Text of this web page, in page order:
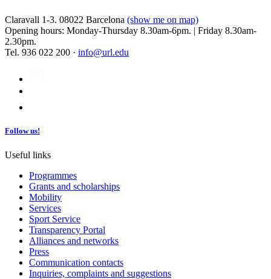
Claravall 1-3. 08022 Barcelona (show me on map)
Opening hours: Monday-Thursday 8.30am-6pm. | Friday 8.30am-
2.30pm.
Tel. 936 022 200 · info@url.edu
Follow us!
Useful links
Programmes
Grants and scholarships
Mobility
Services
Sport Service
Transparency Portal
Alliances and networks
Press
Communication contacts
Inquiries, complaints and suggestions